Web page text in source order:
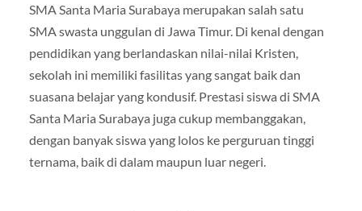
SMA Santa Maria Surabaya merupakan salah satu
SMA swasta unggulan di Jawa Timur. Di kenal dengan
pendidikan yang berlandaskan nilai-nilai Kristen,
sekolah ini memiliki fasilitas yang sangat baik dan
suasana belajar yang kondusif. Prestasi siswa di SMA
Santa Maria Surabaya juga cukup membanggakan,
dengan banyak siswa yang lolos ke perguruan tinggi
ternama, baik di dalam maupun luar negeri.